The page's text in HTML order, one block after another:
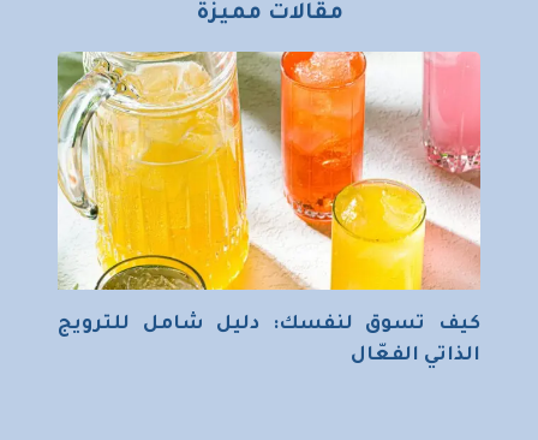
مقالات مميزة
كيف تسوق لنفسك: دليل شامل للترويج
الذاتي الفعّال